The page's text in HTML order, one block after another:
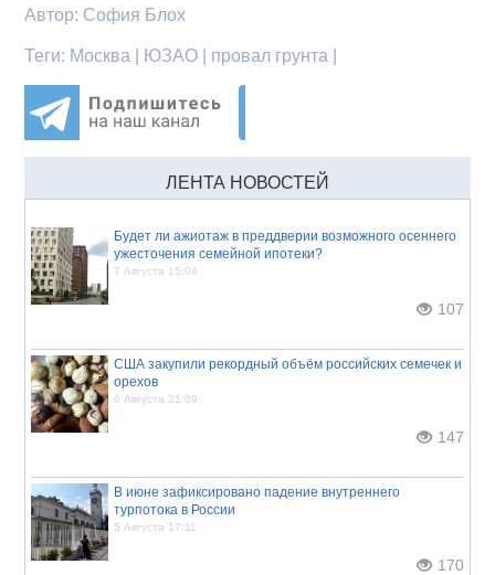
Автор: София Блох
Теги: Москва | ЮЗАО | провал грунта |
ЛЕНТА НОВОСТЕЙ
Будет ли ажиотаж в преддверии возможного осеннего
ужесточения семейной ипотеки?
7 Августа 15:04
107
США закупили рекордный объём российских семечек и
орехов
6 Августа 21:09
147
В июне зафиксировано падение внутреннего
турпотока в России
5 Августа 17:11
170